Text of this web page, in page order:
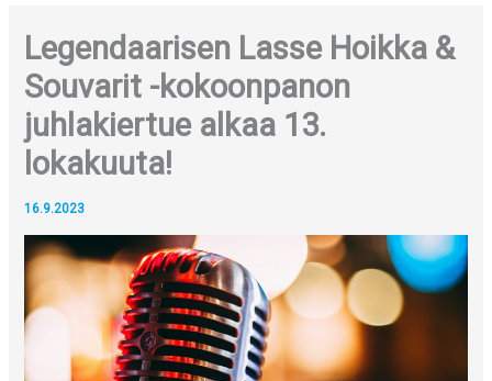
Legendaarisen Lasse Hoikka &
Souvarit -kokoonpanon
juhlakiertue alkaa 13.
lokakuuta!
16.9.2023